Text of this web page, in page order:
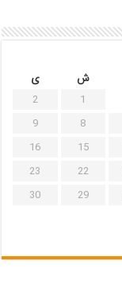
ش
ی
1
2
8
9
15
16
22
23
29
30